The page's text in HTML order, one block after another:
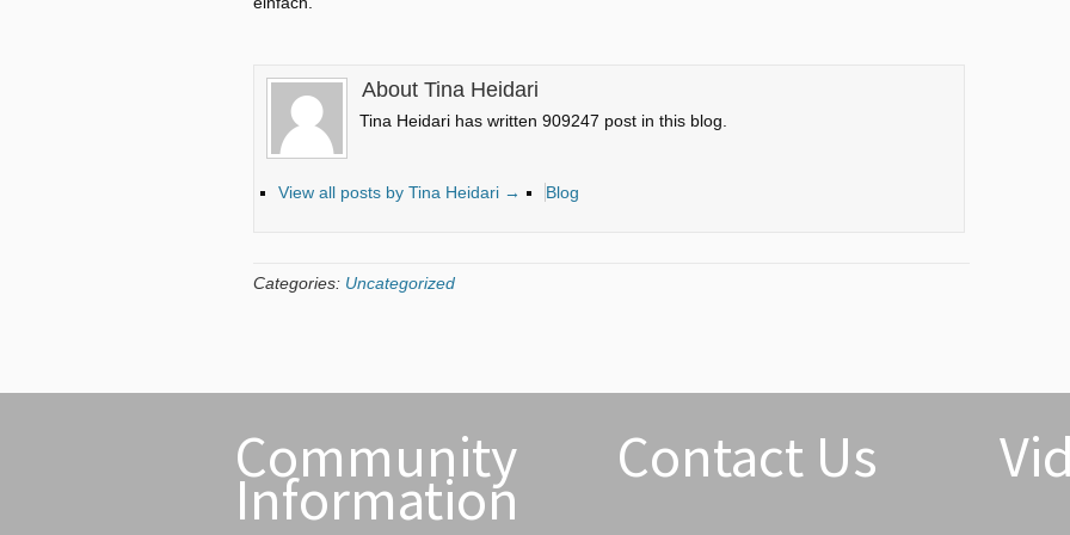
About Tina Heidari
Tina Heidari has written 909247 post in this blog.
View all posts by Tina Heidari → Blog
Categories: Uncategorized
Community
Information
Contact Us